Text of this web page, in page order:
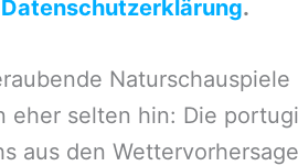
Datenschutzerklärung.
Naturschauspiele
eher selten hin: Die
aus den